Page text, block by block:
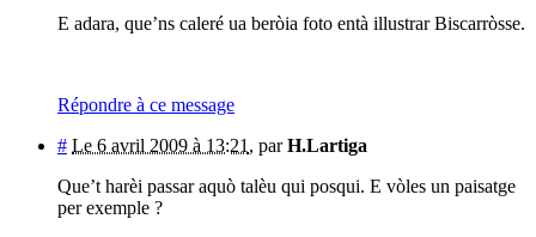
E adara, que’ns caleré ua beròia foto entà illustrar Biscarròsse.
Répondre à ce message
# Le 6 avril 2009 à 13:21, parH.Lartiga
Que’t harèi passar aquò talèu qui posqui. E vòles un paisatge
per exemple ?